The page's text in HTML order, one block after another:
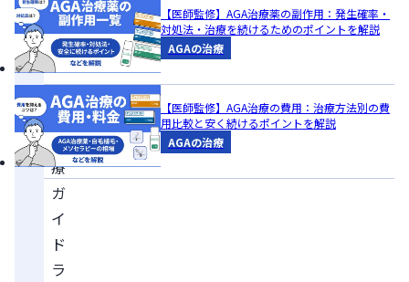
ピ
ー
は、
AGA
の
診
療
ガ
イ
ド
ラ
【医師監修】AGA治療薬の副作用：発生確率・
対処法・治療を続けるためのポイントを解説
AGAの治療
【医師監修】AGA治療の費用：治療方法別の費
用比較と安く続けるポイントを解説
AGAの治療